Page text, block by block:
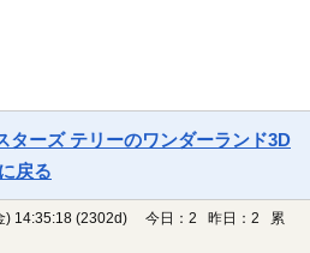
ターズ テリーのワンダーランド3D
戻る
) 14:35:18 (2302d)
今日：2 昨日：2 累